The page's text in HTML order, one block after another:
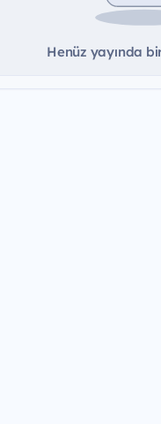
Henüz yayında